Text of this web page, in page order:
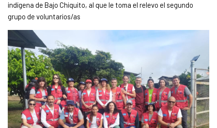
indígena de Bajo Chiquito, al que le toma el relevo el segundo
grupo de voluntarios/as